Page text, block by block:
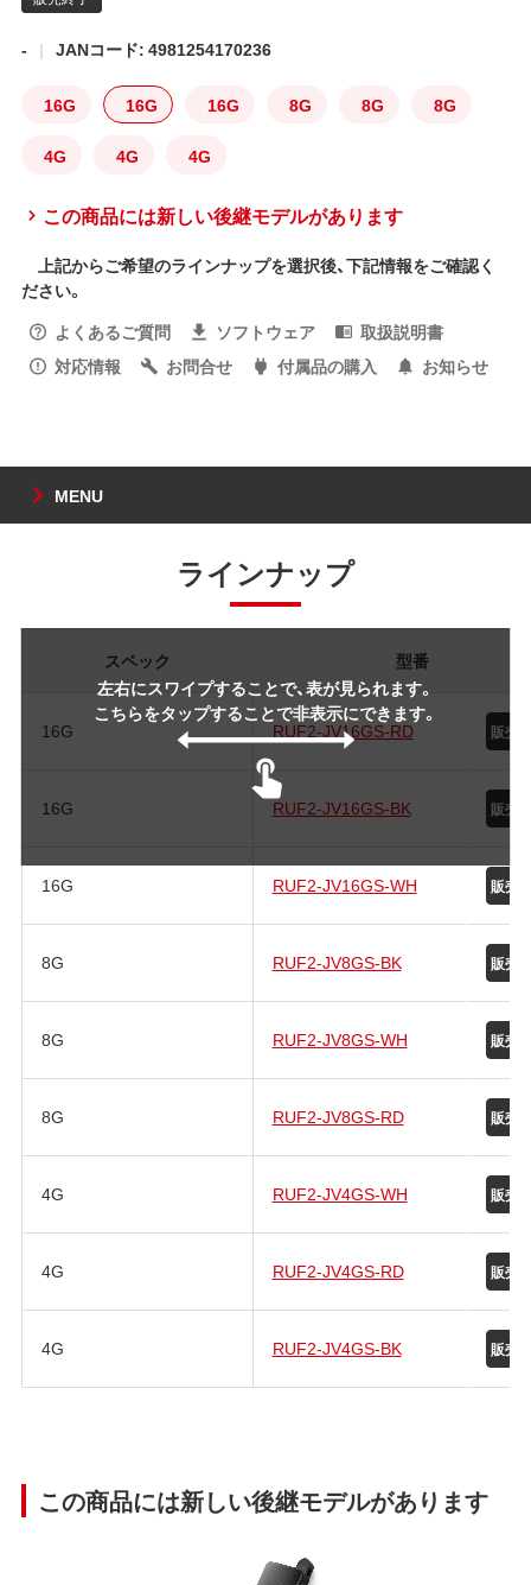
- JANコード: 4981254170236
16G 16G 16G 8G 8G 8G
4G 4G 4G
この商品には新しい後継モデルがあります
上記からご希望のラインナップを選択後、下記情報をご確認く
ださい。
よくあるご質問
ソフトウェア
取扱説明書
対応情報
お問合せ 付属品の購入 お知らせ
MENU
ラインナップ
左右にスワイプすることで、表が見られます。
こちらをタップすることで非表示にできます。
スペック 型番
16G RUF2-JV16GS-RD
16G RUF2-JV16GS-BK
16G RUF2-JV16GS-WH
8G RUF2-JV8GS-BK
8G RUF2-JV8GS-WH
8G RUF2-JV8GS-RD
4G RUF2-JV4GS-WH
4G RUF2-JV4GS-RD
4G RUF2-JV4GS-BK
この商品には新しい後継モデルがあります